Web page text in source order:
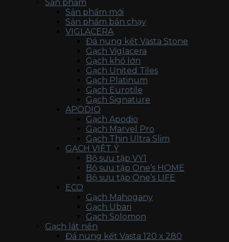
Sản phẩm
Sản phẩm mới
Sản phẩm bán chạy
VIGLACERA
Đá nung kết Vasta Stone
Gạch Viglacera
Gạch khổ lớn
Gạch United Tiles
Gạch Platinum
Gạch Eurotile
Gạch Signature
APODIO
Gạch Apodio
Gạch Marvel Pro
Gạch Thin Ultra Slim
GẠCH VIỆT Ý
Bộ sưu tập VY1
Bộ sưu tập One’s HOME
Bộ sưu tập One’s LIFE
ECO
Gạch Mahogany
Gạch Ubari
Gạch Solomon
Gạch lát nền
Đá nung kết Vasta 120 x 280